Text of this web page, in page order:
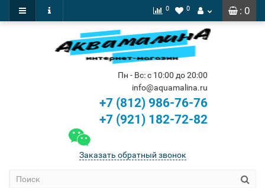
: 0
0 0
Пн - Вс: с 10:00 до 20:00
info@aquamalina.ru
+7 (812) 986-76-76
+7 (921) 182-72-82
Заказать обратный звонок